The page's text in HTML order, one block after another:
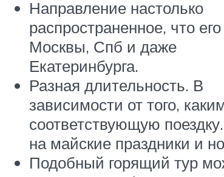
Направление настолько
распространенное, что
Москвы, Спб и даже
Екатеринбурга.
Разная длительность. В
зависимости от того,
соответствующую
на майские праздники и
Подобный горящий тур